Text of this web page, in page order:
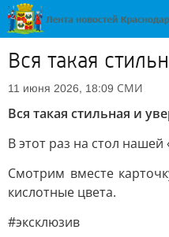
Вся такая
11 июня 2026, 18:09 СМИ
Вся такая стильная и
В этот раз на стол
Смотрим вместе
кислотные цвета.
#эксклюзив